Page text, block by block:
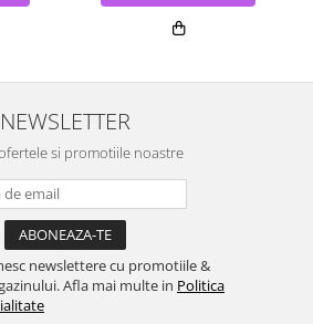
NEWSLETTER
si promotiile noastre
newslettere cu promotiile &
Afla mai multe in Politica